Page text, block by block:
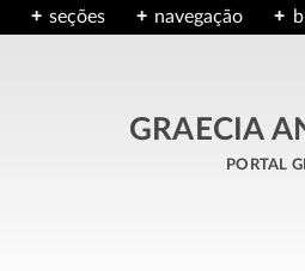
seções navegação
GRAECIA
portal